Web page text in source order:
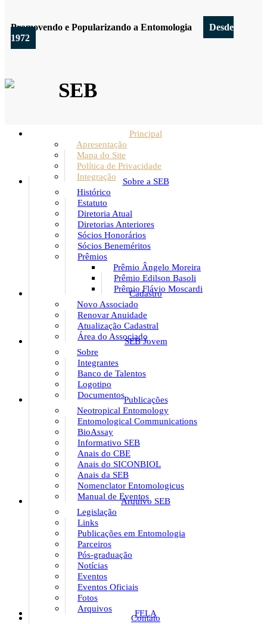
Promovendo e Popularizando a Entomologia
Desde
1972
SEB
Principal
Apresentação
Mapa do Site
Política de Privacidade
Integração
Sobre a SEB
Histórico
Estatuto
Diretoria Atual
Diretorias Anteriores
Sócios Honorários
Sócios Beneméritos
Prêmios
Prêmio Ângelo Moreira
Prêmio Edilson Basoli
Prêmio Flávio Moscardi
Cadastro
Novo Associado
Renovar Anuidade
Atualização Cadastral
Área do Associado
SEB Jovem
Sobre
Integrantes
Banco de Talentos
Logotipo
DocumentosPublicações
Neotropical Entomology
Entomological Communications
BioAssay
Informativo SEB
Anais do CBE
Anais do SICONBIOL
Anais da SEB
Nomenclator Entomologicus
Manual de Eventos
Arquivo SEB
Legislação
Links
Publicações em Entomologia
Parceiros
Pós-graduação
Notícias
Eventos
Eventos Oficiais
Fotos
Arquivos
FELA
Contato